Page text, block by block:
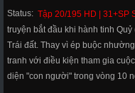
Status: Tập 20/195 HD | 31+SP
truyện bắt đầu khi hành tinh
Trái đất. Thay vì ép buộc
tranh với điều kiện tham gia
diện "con người" trong vòng 10